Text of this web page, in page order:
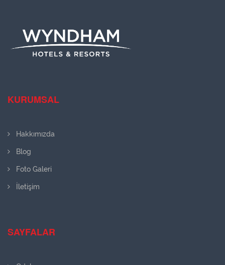
KURUMSAL
Hakkımızda
Blog
Foto Galeri
İletişim
SAYFALAR